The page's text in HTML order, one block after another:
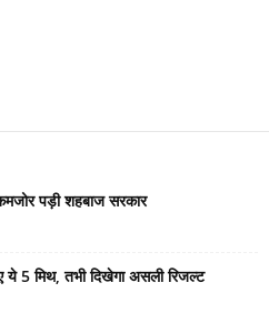
पड़ी शहबाज सरकार
5 मिथ, तभी दिखेगा असली रिजल्ट